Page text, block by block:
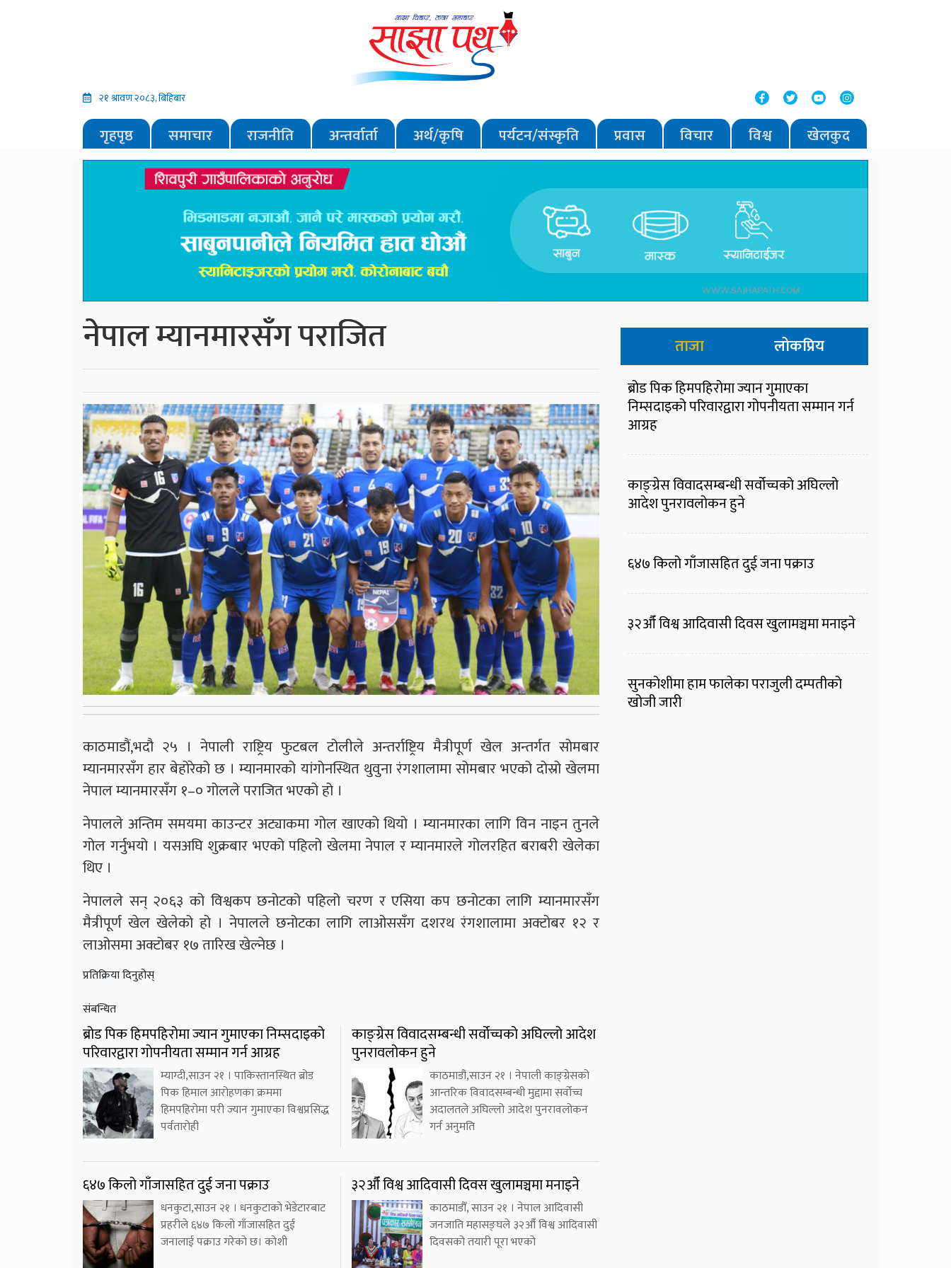
२१ श्रावण २०८३, बिहिबार
गृहपृष्ठ समाचार राजनीति अन्तर्वार्ता अर्थ/कृषि पर्यटन/संस्कृति प्रवास विचार विश्व खेलकुद
नेपाल म्यानमारसँग पराजित
काठमाडौं,भदौ २५ । नेपाली राष्ट्रिय फुटबल टोलीले अन्तर्राष्ट्रिय मैत्रीपूर्ण खेल अन्तर्गत सोमबार
म्यानमारसँग हार बेहोरेको छ । म्यानमारको यांगोनस्थित थुवुना रंगशालामा सोमबार भएको दोस्रो खेलमा
नेपाल म्यानमारसँग १–० गोलले पराजित भएको हो ।
नेपालले अन्तिम समयमा काउन्टर अट्याकमा गोल खाएको थियो । म्यानमारका लागि विन नाइन तुनले
गोल गर्नुभयो । यसअघि शुक्रबार भएको पहिलो खेलमा नेपाल र म्यानमारले गोलरहित बराबरी खेलेका
थिए ।
नेपालले सन् २०६३ को विश्वकप छनोटको पहिलो चरण र एसिया कप छनोटका लागि म्यानमारसँग
मैत्रीपूर्ण खेल खेलेको हो । नेपालले छनोटका लागि लाओससँग दशरथ रंगशालामा अक्टोबर १२ र
लाओसमा अक्टोबर १७ तारिख खेल्नेछ ।
प्रतिक्रिया दिनुहोस्
संबन्धित
ब्रोड पिक हिमपहिरोमा ज्यान गुमाएका निम्सदाइको
परिवारद्वारा गोपनीयता सम्मान गर्न आग्रह
म्याग्दी,साउन २१ । पाकिस्तानस्थित ब्रोड
पिक हिमाल आरोहणका क्रममा
हिमपहिरोमा परी ज्यान गुमाएका विश्वप्रसिद्ध
पर्वतारोही
काङ्ग्रेस विवादसम्बन्धी सर्वोच्चको अघिल्लो आदेश
पुनरावलोकन हुने
काठमाडौं,साउन २१ । नेपाली काङ्ग्रेसको
आन्तरिक विवादसम्बन्धी मुद्दामा सर्वोच्च
अदालतले अघिल्लो आदेश पुनरावलोकन
गर्न अनुमति
६४७ किलो गाँजासहित दुई जना पक्राउ
धनकुटा,साउन २१ । धनकुटाको भेडेटारबाट
प्रहरीले ६४७ किलो गाँजासहित दुई
जनालाई पक्राउ गरेको छ। कोशी
३२औँ विश्व आदिवासी दिवस खुलामञ्चमा मनाइने
काठमाडौँ, साउन २१ । नेपाल आदिवासी
जनजाति महासङ्घले ३२औँ विश्व आदिवासी
दिवसको तयारी पूरा भएको
ताजा लोकप्रिय
ब्रोड पिक हिमपहिरोमा ज्यान गुमाएका
निम्सदाइको परिवारद्वारा गोपनीयता सम्मान गर्न
आग्रह
काङ्ग्रेस विवादसम्बन्धी सर्वोच्चको अघिल्लो
आदेश पुनरावलोकन हुने
६४७ किलो गाँजासहित दुई जना पक्राउ
३२औँ विश्व आदिवासी दिवस खुलामञ्चमा मनाइने
सुनकोशीमा हाम फालेका पराजुली दम्पतीको
खोजी जारी